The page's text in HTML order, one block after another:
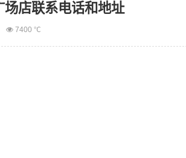
店联系电话和地址
7400 ℃